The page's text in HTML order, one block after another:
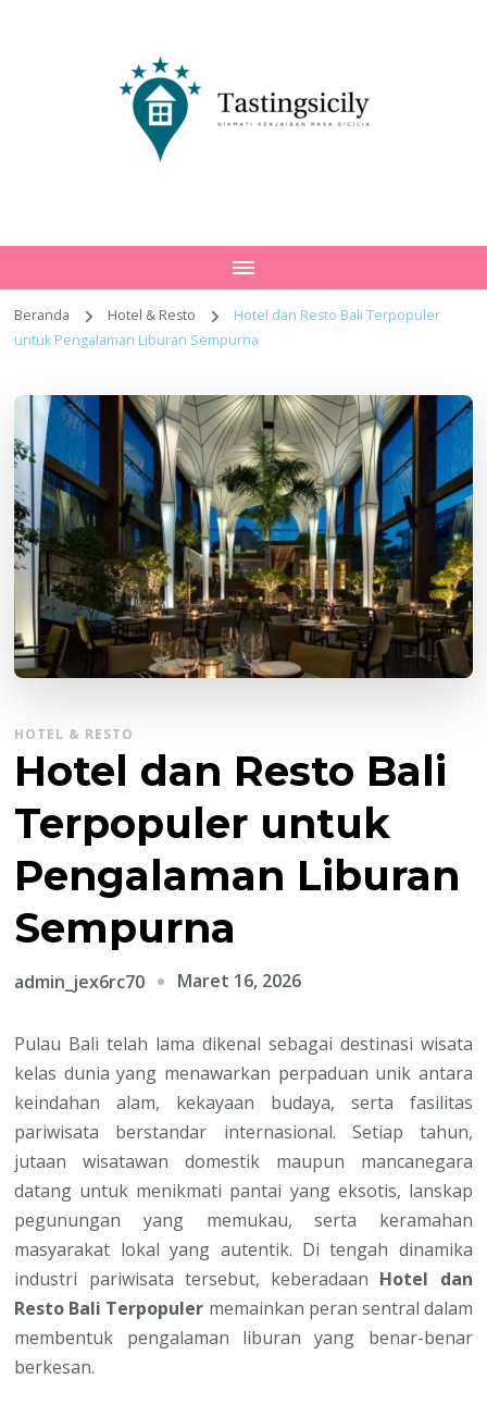
Beranda Hotel & Resto
Hotel dan Resto Bali Terpopuler
untuk Pengalaman Liburan Sempurna
HOTEL & RESTO
Hotel dan Resto Bali
Terpopuler untuk
Pengalaman Liburan
Sempurna
admin_jex6rc70 Maret 16, 2026
Pulau Bali telah lama dikenal sebagai destinasi wisata
kelas dunia yang menawarkan perpaduan unik antara
keindahan alam, kekayaan budaya, serta fasilitas
pariwisata berstandar internasional. Setiap tahun,
jutaan wisatawan domestik maupun mancanegara
datang untuk menikmati pantai yang eksotis, lanskap
pegunungan yang memukau, serta keramahan
masyarakat lokal yang autentik. Di tengah dinamika
industri pariwisata tersebut, keberadaan Hotel dan
Resto Bali Terpopuler memainkan peran sentral dalam
membentuk pengalaman liburan yang benar-benar
berkesan.